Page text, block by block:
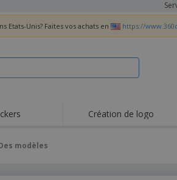
Etats-Unis? Faites vos achats en https://
Création de logo
modèles